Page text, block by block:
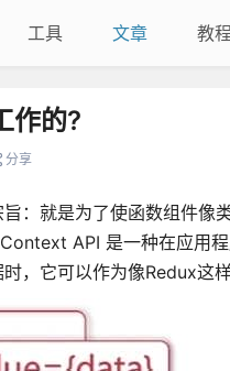
工具 文章 教程
作的?
分享
：就是为了使函数组件
API 是一种在应用
，它可以作为像Redux这